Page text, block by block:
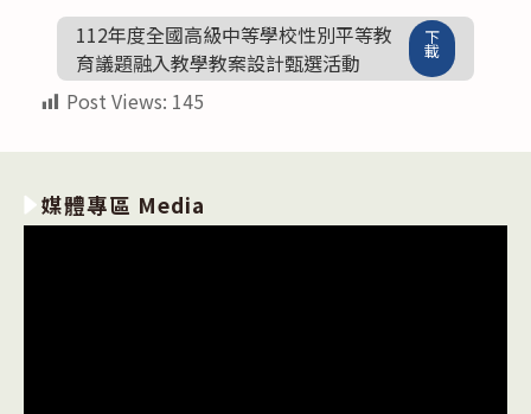
112年度全國高級中等學校性別平等教
育議題融入教學教案設計甄選活動
下
載
Post Views: 145
媒體專區 Media